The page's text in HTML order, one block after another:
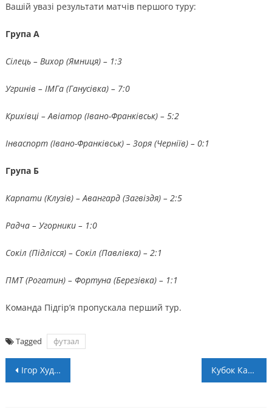
Вашій увазі результати матчів першого туру:
Група А
Сілець – Вихор (Ямниця) – 1:3
Угринів – ІМГа (Ганусівка) – 7:0
Крихівці – Авіатор (Івано-Франківськ) – 5:2
Інваспорт (Івано-Франківськ) – Зоря (Черніїв) – 0:1
Група Б
Карпати (Клузів) – Авангард (Загвіздя) – 2:5
Радча – Угорники – 1:0
Сокіл (Підлісся) – Сокіл (Павлівка) – 2:1
ПМТ (Рогатин) – Фортуна (Березівка) – 1:1
Команда Підгір’я пропускала перший тур.
Tagged футзал
Навігація
Ігор Худоб’як у програмі “Є питання?” (ВІДЕО) Кубок Калущини: визначено учасників 1/8 фіналу